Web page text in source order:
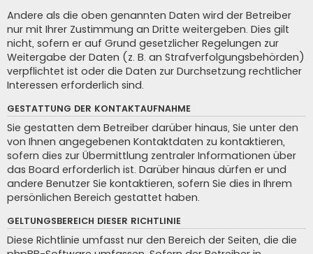
Andere als die oben genannten Daten wird der Betreiber
nur mit Ihrer Zustimmung an Dritte weitergeben. Dies gilt
nicht, sofern er auf Grund gesetzlicher Regelungen zur
Weitergabe der Daten (z. B. an Strafverfolgungsbehörden)
verpflichtet ist oder die Daten zur Durchsetzung rechtlicher
Interessen erforderlich sind.
GESTATTUNG DER KONTAKTAUFNAHME
Sie gestatten dem Betreiber darüber hinaus, Sie unter den
von Ihnen angegebenen Kontaktdaten zu kontaktieren,
sofern dies zur Übermittlung zentraler Informationen über
das Board erforderlich ist. Darüber hinaus dürfen er und
andere Benutzer Sie kontaktieren, sofern Sie dies in Ihrem
persönlichen Bereich gestattet haben.
GELTUNGSBEREICH DIESER RICHTLINIE
Diese Richtlinie umfasst nur den Bereich der Seiten, die die